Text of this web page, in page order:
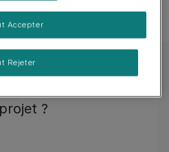
?
Rejeter
Accepter